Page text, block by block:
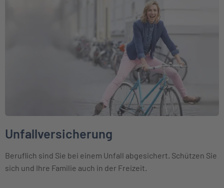
Unfallversicherung
Beruflich sind Sie bei einem Unfall abgesichert. Schützen Sie
sich und Ihre Familie auch in der Freizeit.